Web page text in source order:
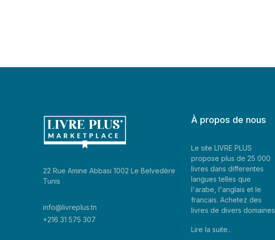
22 Rue Amine Abbasi 1002 Le Belvedère
Tunis
info@livreplus.tn
+216 31 575 307
À propos de nous
Le site LIVRE PLUS
propose plus de 25 000
livres dans differentes
langues telles que
l'arabe, l'anglais et le
francais. Achetez des
livres de divers domaines
Lire la suite..